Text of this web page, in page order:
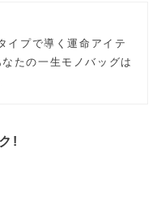
イプで導く運命アイテ
たの一生モノバッグは
!